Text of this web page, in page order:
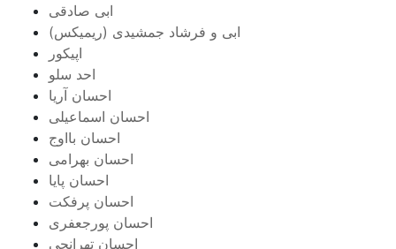
ابی صادقی
ابی و فرشاد جمشیدی (ریمیکس)
اپیکور
احد سلو
احسان آریا
احسان اسماعیلی
احسان بااوج
احسان بهرامی
احسان پایا
احسان پرفکت
احسان پورجعفری
احسان تهرانجی